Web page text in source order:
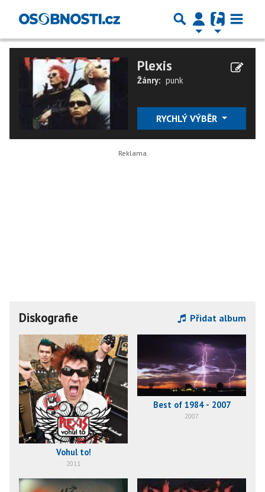
Plexis
Žánry: punk
RYCHLÝ VÝBĚR
Diskografie Přidat album
Vohul to!
2011
Best of 1984 - 2007
2007